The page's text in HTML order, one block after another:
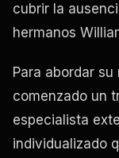
cubrir la
hermanos
Para abordar
comenzado un
especialista
individualizado